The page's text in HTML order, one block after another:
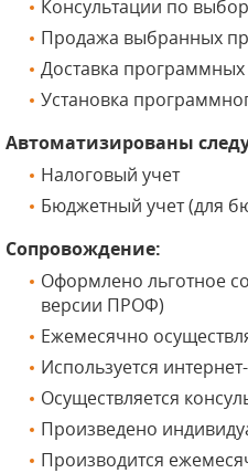
Консультации по
Продажа выбранных
Доставка программных
Установка
Автоматизированы
Налоговый учет
Бюджетный учет (для
Сопровождение:
Оформлено льготное
версии ПРОФ)
Ежемесячно
Используется
Осуществляется
Произведено
Производится